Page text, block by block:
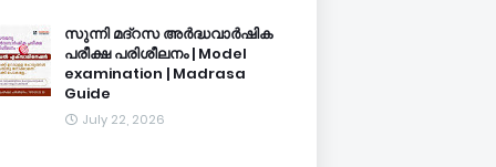
സുന്നി മദ്റസ അർദ്ധവാർഷിക
പരീക്ഷ പരിശീലനം | Model
examination | Madrasa
Guide
July 22, 2026